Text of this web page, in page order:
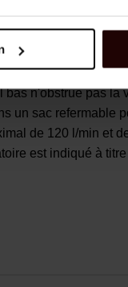
d'une grande
de
Il vous suffit
pouvez les
n'obstrue pas
un sac refermable
de 120 l/min et
est indiqué à